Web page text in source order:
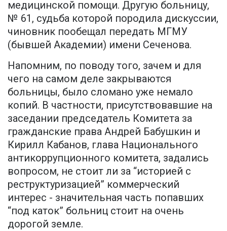
медицинской помощи. Другую больницу,
№ 61, судьба которой породила дискуссии,
чиновник пообещал передать МГМУ
(бывшей Академии) имени Сеченова.
Напомним, по поводу того, зачем и для
чего на самом деле закрываются
больницы, было сломано уже немало
копий. В частности, присутствовавшие на
заседании председатель Комитета за
гражданские права Андрей Бабушкин и
Кирилл Кабанов, глава Национального
антикоррупционного комитета, задались
вопросом, не стоит ли за “историей с
реструктуризацией” коммерческий
интерес - значительная часть попавших
“под каток” больниц стоит на очень
дорогой земле.